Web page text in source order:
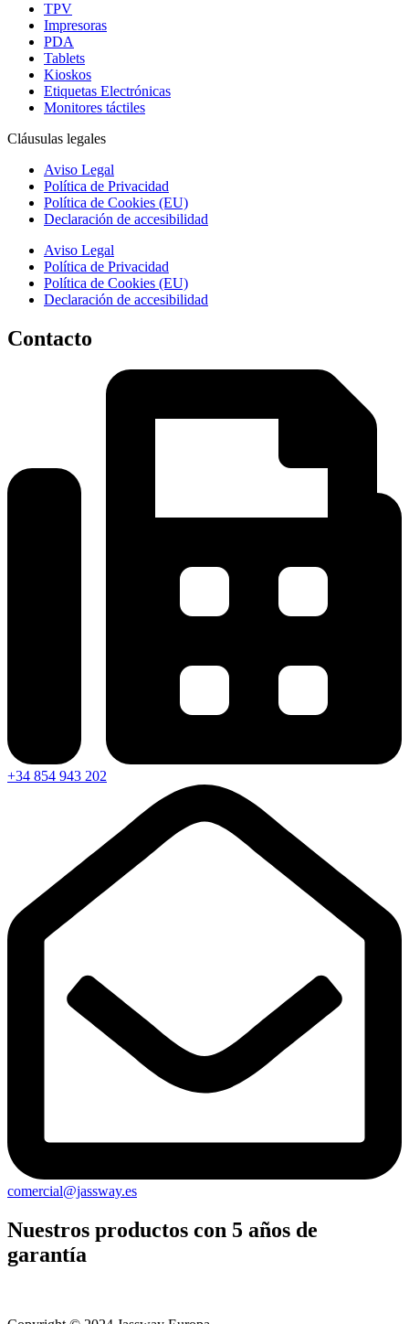
TPV
Impresoras
PDA
Tablets
Kioskos
Etiquetas Electrónicas
Monitores táctiles
Cláusulas legales
Aviso Legal
Política de Privacidad
Política de Cookies (EU)
Declaración de accesibilidad
Aviso Legal
Política de Privacidad
Política de Cookies (EU)
Declaración de accesibilidad
Contacto
+34 854 943 202
comercial@jassway.es
Nuestros productos con 5 años de
garantía